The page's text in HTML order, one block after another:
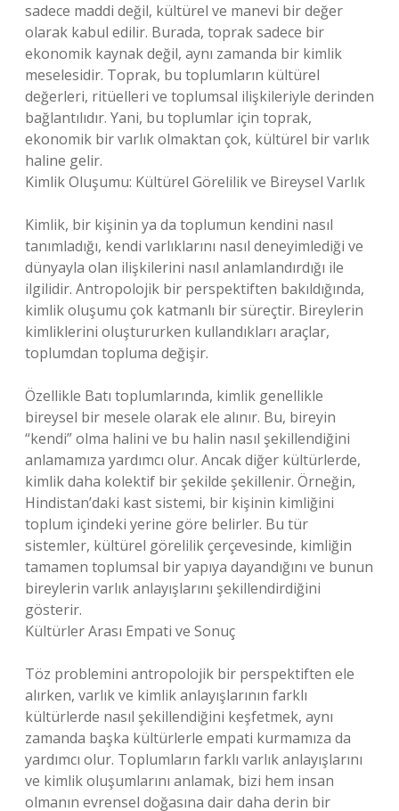
sadece maddi değil, kültürel ve manevi bir değer
olarak kabul edilir. Burada, toprak sadece bir
ekonomik kaynak değil, aynı zamanda bir kimlik
meselesidir. Toprak, bu toplumların kültürel
değerleri, ritüelleri ve toplumsal ilişkileriyle derinden
bağlantılıdır. Yani, bu toplumlar için toprak,
ekonomik bir varlık olmaktan çok, kültürel bir varlık
haline gelir.
Kimlik Oluşumu: Kültürel Görelilik ve Bireysel Varlık
Kimlik, bir kişinin ya da toplumun kendini nasıl
tanımladığı, kendi varlıklarını nasıl deneyimlediği ve
dünyayla olan ilişkilerini nasıl anlamlandırdığı ile
ilgilidir. Antropolojik bir perspektiften bakıldığında,
kimlik oluşumu çok katmanlı bir süreçtir. Bireylerin
kimliklerini oluştururken kullandıkları araçlar,
toplumdan topluma değişir.
Özellikle Batı toplumlarında, kimlik genellikle
bireysel bir mesele olarak ele alınır. Bu, bireyin
“kendi” olma halini ve bu halin nasıl şekillendiğini
anlamamıza yardımcı olur. Ancak diğer kültürlerde,
kimlik daha kolektif bir şekilde şekillenir. Örneğin,
Hindistan’daki kast sistemi, bir kişinin kimliğini
toplum içindeki yerine göre belirler. Bu tür
sistemler, kültürel görelilik çerçevesinde, kimliğin
tamamen toplumsal bir yapıya dayandığını ve bunun
bireylerin varlık anlayışlarını şekillendirdiğini
gösterir.
Kültürler Arası Empati ve Sonuç
Töz problemini antropolojik bir perspektiften ele
alırken, varlık ve kimlik anlayışlarının farklı
kültürlerde nasıl şekillendiğini keşfetmek, aynı
zamanda başka kültürlerle empati kurmamıza da
yardımcı olur. Toplumların farklı varlık anlayışlarını
ve kimlik oluşumlarını anlamak, bizi hem insan
olmanın evrensel doğasına dair daha derin bir